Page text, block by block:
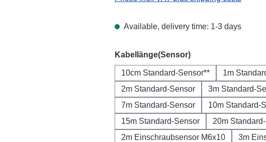
Available, delivery time: 1-3 days
Select
Kabellänge(Sensor)
10cm Standard-Sensor**
1m
2m Standard-Sensor
3m Standard-
7m Standard-Sensor
10m Standard-
15m Standard-Sensor
20m
2m Einschraubsensor M6x10
3m